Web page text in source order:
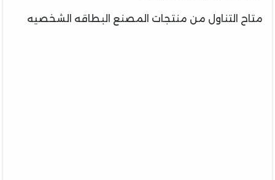
متاح التناول من منتجات المصنع البطاقه الشخصيه